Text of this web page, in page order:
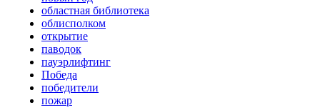
областная библиотека
облисполком
открытие
паводок
пауэрлифтинг
Победа
победители
пожар